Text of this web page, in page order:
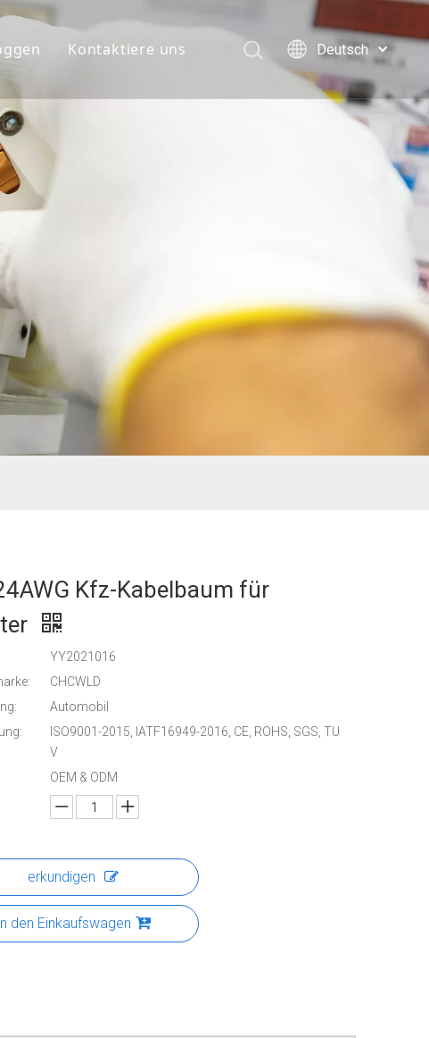
Kontaktiere uns
Deutsch
English
简体中文
العربية
한국어
Türk dili
Kfz-Kabelbaum für
YY2021016
CHCWLD
Automobil
ISO9001-2015, IATF16949-2016, CE, ROHS, SGS, TU
V
OEM & ODM
erkundigen
den Einkaufswagen